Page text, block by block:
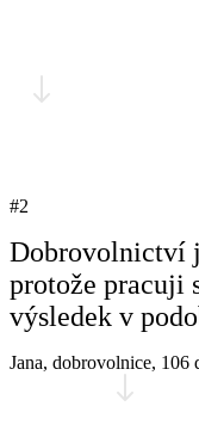
#2
Dobrovolnictví
protože pracuji
výsledek v
Jana, dobrovolnice, 106